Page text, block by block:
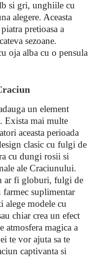
si gri, unghiile cu
alegere. Aceasta
pretioasa a
sezoane.
oja alba cu o pensula
un element
Exista mai multe
aceasta perioada
clasic cu fulgi de
cu dungi rosii si
ale Craciunului.
ar fi globuri, fulgi de
farmec suplimentar
alege modele cu
chiar crea un efect
atmosfera magica a
te vor ajuta sa te
captivanta si